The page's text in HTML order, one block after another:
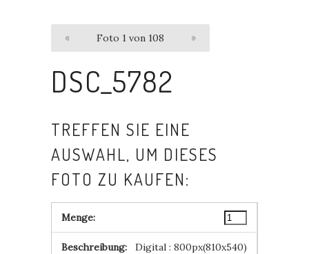
« Foto 1 von 108 »
DSC_5782
TREFFEN SIE EINE
AUSWAHL, UM DIESES
FOTO ZU KAUFEN:
Digital : 800px(810x540)